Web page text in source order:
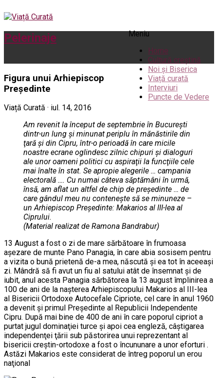
Meniu
Home
Cultură creștină
Noi și Biserica
Viață curată
Interviuri
Puncte de Vedere
Pelerinaje
Figura unui Arhiepiscop
Preşedinte
Viață Curată · iul. 14, 2016
Am revenit la început de septembrie în Bucureşti
dintr-un lung şi minunat periplu în mănăstirile din
ţară şi din Cipru, într-o perioadă în care micile
noastre ecrane oglindesc zilnic chipuri şi dialoguri
ale unor oameni politici cu aspiraţii la funcţiile cele
mai înalte în stat. Se apropie alegerile … campania
electorală …. Cu numai câteva săptămâni în urmă,
însă, am aflat un altfel de chip de preşedinte … de
care gândul meu nu conteneşte să se minuneze –
un Arhiepiscop Preşedinte: Makarios al III-lea al
Ciprului.
(Material realizat de Ramona Bandrabur)
13 August a fost o zi de mare sărbătoare în frumoasa
aşezare de munte Pano Panagia, în care abia sosisem pentru
a vizita o bună prietenă de-a mea, născută şi ea tot în aceeaşi
zi. Mândră să fi avut un fiu al satului atât de însemnat şi de
iubit, anul acesta Panagia sărbătorea la 13 august împlinirea a
100 de ani de la naşterea Arhiepiscopului Makarios al III-lea
al Bisericii Ortodoxe Autocefale Cipriote, cel care în anul 1960
a devenit şi primul Preşedinte al Republicii Independente
Cipru. După mai bine de 400 de ani în care poporul cipriot a
purtat jugul dominaţiei turce şi apoi cea engleză, câştigarea
independenţei ţării sub păstorirea unui reprezentant al
bisericii creştin-ortodoxe a fost o încununare a unor eforturi .
Astăzi Makarios este considerat de întreg poporul un erou
naţional